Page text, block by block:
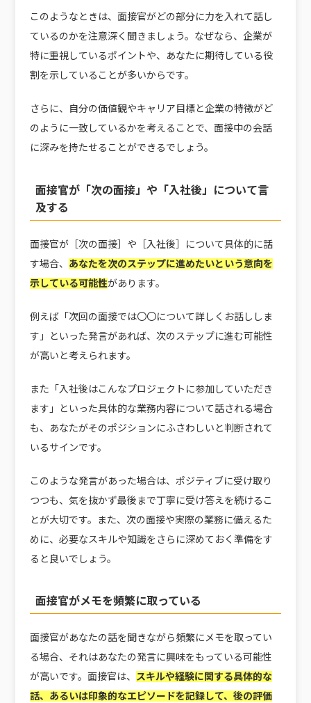
このようなときは、面接官がどの部分に力を入れて話し
ているのかを注意深く聞きましょう。なぜなら、企業が
特に重視しているポイントや、あなたに期待している役
割を示していることが多いからです。
さらに、自分の価値観やキャリア目標と企業の特徴がど
のように一致しているかを考えることで、面接中の会話
に深みを持たせることができるでしょう。
面接官が「次の面接」や「入社後」について言
及する
面接官が［次の面接］や［入社後］について具体的に話
す場合、 あなたを次のステップに進めたいという意向を
示している可能性があります。
例えば「次回の面接では〇〇について詳しくお話ししま
す」といった発言があれば、次のステップに進む可能性
が高いと考えられます。
また「入社後はこんなプロジェクトに参加していただき
ます」といった具体的な業務内容について話される場合
も、あなたがそのポジションにふさわしいと判断されて
いるサインです。
このような発言があった場合は、ポジティブに受け取り
つつも、気を抜かず最後まで丁寧に受け答えを続けるこ
とが大切です。また、次の面接や実際の業務に備えるた
めに、必要なスキルや知識をさらに深めておく準備をす
ると良いでしょう。
面接官がメモを頻繁に取っている
面接官があなたの話を聞きながら頻繁にメモを取ってい
る場合、それはあなたの発言に興味をもっている可能性
が高いです。面接官は、 スキルや経験に関する具体的な
話、あるいは印象的なエピソードを記録して、後の評価